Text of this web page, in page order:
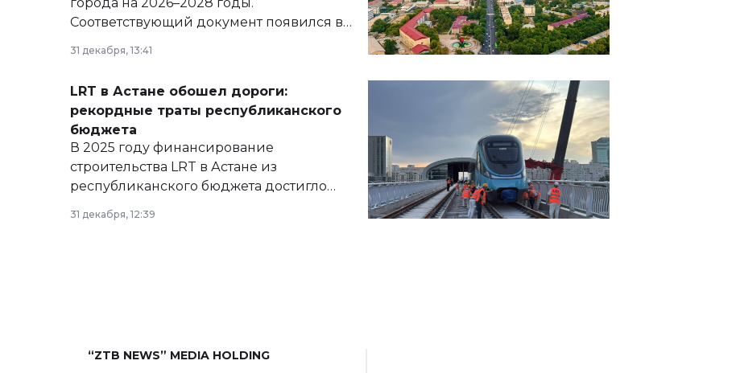
Соответствующий документ появился в
базе нормативных правовых актов и на
сайте маслихат города.
31 декабря, 13:41
LRT в Астане обошел дороги:
рекордные траты республиканского
бюджета
В 2025 году финансирование
строительства LRT в Астане из
республиканского бюджета достигло
рекордных объемов.
31 декабря, 12:39
“ZTB NEWS” MEDIA HOLDING